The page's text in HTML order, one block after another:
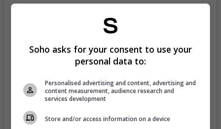
View this post on Instagram
Soho asks for your consent to use your
personal data to:
Personalised advertising and content, advertising and
content measurement, audience research and
services development
Store and/or access information on a device